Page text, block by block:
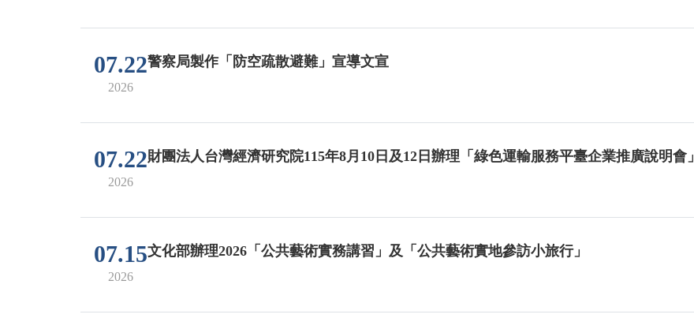
07.22
2026
警察局製作「防空疏散避難」宣導文宣
07.22
2026
財團法人台灣經濟研究院115年8月10日及12日辦理「綠色運輸服務平臺企業推廣說明會」
07.15
2026
文化部辦理2026「公共藝術實務講習」及「公共藝術實地參訪小旅行」